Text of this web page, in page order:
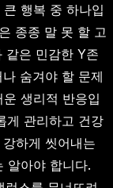
행복 중 하나입
종종 말 못 할 고
같은 민감한 Y존
숨겨야 할 문제
생리적 반응입
게 관리하고 건강
하게 씻어내는
알아야 합니다.